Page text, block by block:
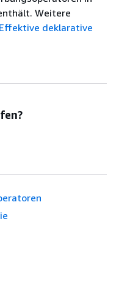
Weitere
Effektive deklarative